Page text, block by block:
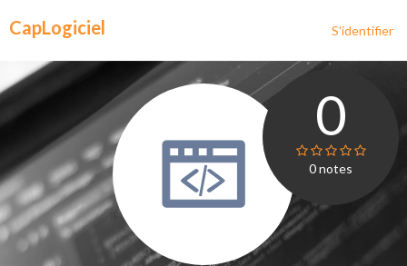
CapLogiciel S'identifier
0
0notes